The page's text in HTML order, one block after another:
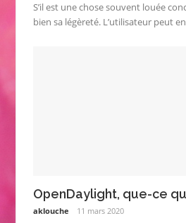
S’il est une chose souvent louée
bien sa légèreté. L’utilisateur peut
OpenDaylight, que-ce
aklouche 11 mars 2020